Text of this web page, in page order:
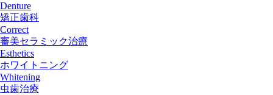
Denture
矯正歯科
Correct
審美セラミック治療
Esthetics
ホワイトニング
Whitening
虫歯治療